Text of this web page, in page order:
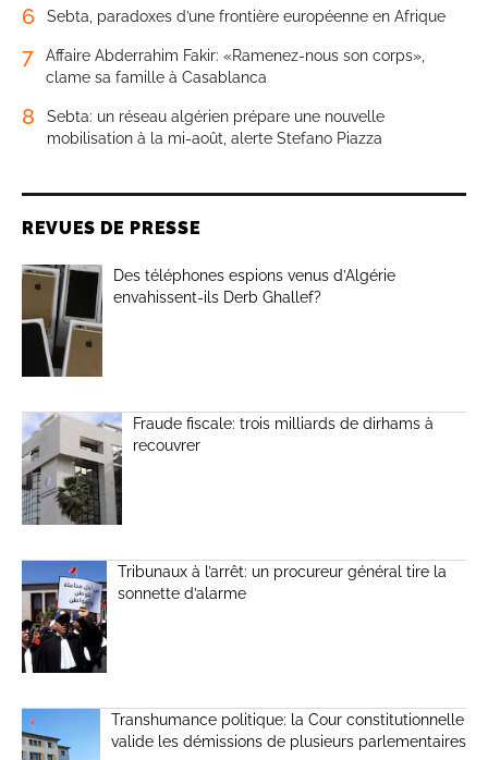
6 Sebta, paradoxes d’une frontière européenne en Afrique
7
Affaire Abderrahim Fakir: «Ramenez-nous son corps»,
clame sa famille à Casablanca
8
Sebta: un réseau algérien prépare une nouvelle
mobilisation à la mi-août, alerte Stefano Piazza
REVUES DE PRESSE
Des téléphones espions venus d’Algérie
envahissent-ils Derb Ghallef?
Fraude fiscale: trois milliards de dirhams à
recouvrer
Tribunaux à l’arrêt: un procureur général tire la
sonnette d’alarme
Transhumance politique: la Cour constitutionnelle
valide les démissions de plusieurs parlementaires